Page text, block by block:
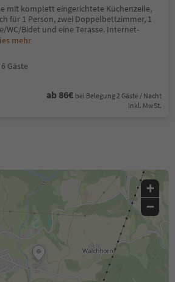
mit komplett eingerichtete Küchenzeile,
für 1 Person, zwei Doppelbettzimmer, 1
WC/Bidet und eine Terasse. Internet-
mehr
Gäste
ab 86€ bei Belegung 2 Gäste / Nacht
Inkl. MwSt.
+
−